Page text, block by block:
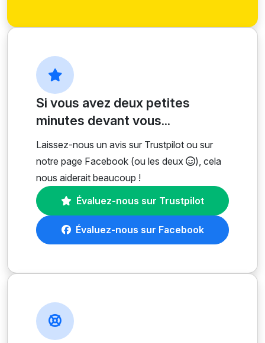
Si vous avez deux petites
minutes devant vous...
Laissez-nous un avis sur Trustpilot ou sur
notre page Facebook (ou les deux
), cela
nous aiderait beaucoup !
Évaluez-nous sur Trustpilot
Évaluez-nous sur Facebook